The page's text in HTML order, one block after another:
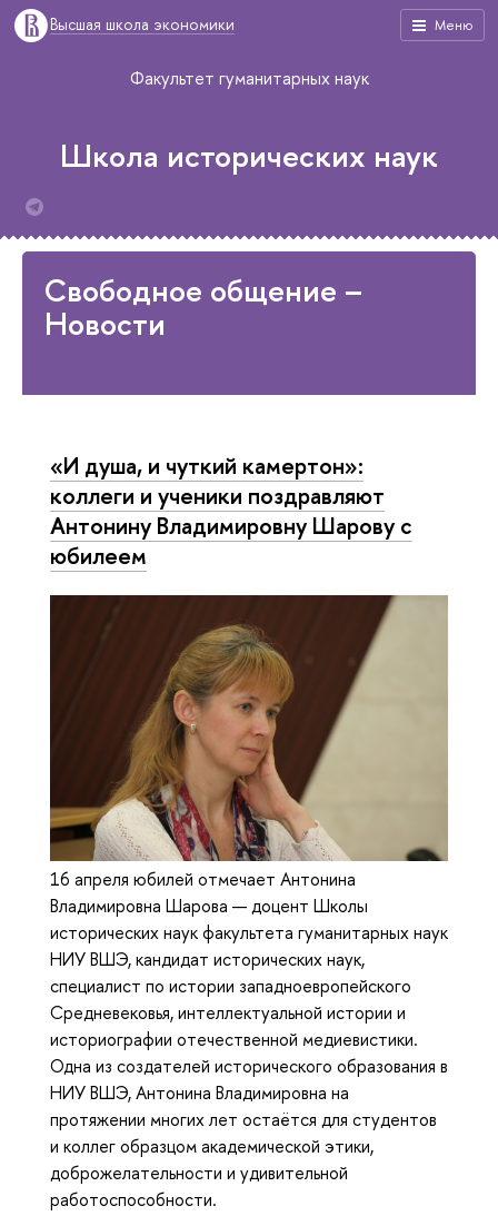
Меню
Высшая школа экономики
Факультет гуманитарных наук
Школа исторических наук
Свободное общение –
Новости
«И душа, и чуткий камертон»:
коллеги и ученики поздравляют
Антонину Владимировну Шарову с
юбилеем
16 апреля юбилей отмечает Антонина
Владимировна Шарова — доцент Школы
исторических наук факультета гуманитарных наук
НИУ ВШЭ, кандидат исторических наук,
специалист по истории западноевропейского
Средневековья, интеллектуальной истории и
историографии отечественной медиевистики.
Одна из создателей исторического образования в
НИУ ВШЭ, Антонина Владимировна на
протяжении многих лет остаётся для студентов
и коллег образцом академической этики,
доброжелательности и удивительной
работоспособности.